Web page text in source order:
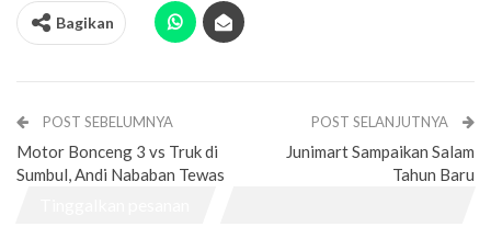
Bagikan
POST SEBELUMNYA
Motor Bonceng 3 vs Truk di
Sumbul, Andi Nababan Tewas
POST SELANJUTNYA
Junimart Sampaikan Salam
Tahun Baru